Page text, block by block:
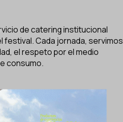
de catering institucional
Cada jornada, servimos
el respeto por el medio
consumo.